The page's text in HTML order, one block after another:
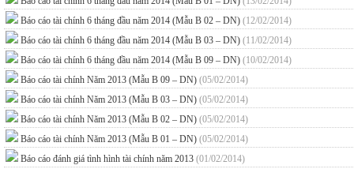
Báo cáo tài chính 6 tháng đầu năm 2014 (Mẫu B 02 – DN) (12/02/2014)
Báo cáo tài chính 6 tháng đầu năm 2014 (Mẫu B 03 – DN) (11/02/2014)
Báo cáo tài chính 6 tháng đầu năm 2014 (Mẫu B 09 – DN) (10/02/2014)
Báo cáo tài chính Năm 2013 (Mẫu B 09 – DN) (05/02/2014)
Báo cáo tài chính Năm 2013 (Mẫu B 03 – DN) (05/02/2014)
Báo cáo tài chính Năm 2013 (Mẫu B 02 – DN) (05/02/2014)
Báo cáo tài chính Năm 2013 (Mẫu B 01 – DN) (05/02/2014)
Báo cáo đánh giá tình hình tài chính năm 2013 (01/02/2014)